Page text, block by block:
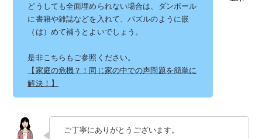
どうしても全面埋められない場合は、ダンボール
に書籍や雑誌などを入れて、パズルのように嵌
（は）めて補うとよいでしょう。
是非こちらもご参照ください。
【家庭の危機？！同じ家の中での声問題を簡単に
解決！】
ご丁寧にありがとうございます。